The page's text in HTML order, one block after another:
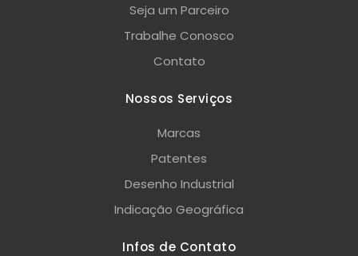
Seja um Parceiro
Trabalhe Conosco
Contato
Nossos Serviços
Marcas
Patentes
Desenho Industrial
Indicação Geográfica
Infos de Contato